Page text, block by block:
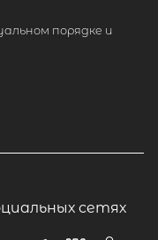
порядке и
сетях